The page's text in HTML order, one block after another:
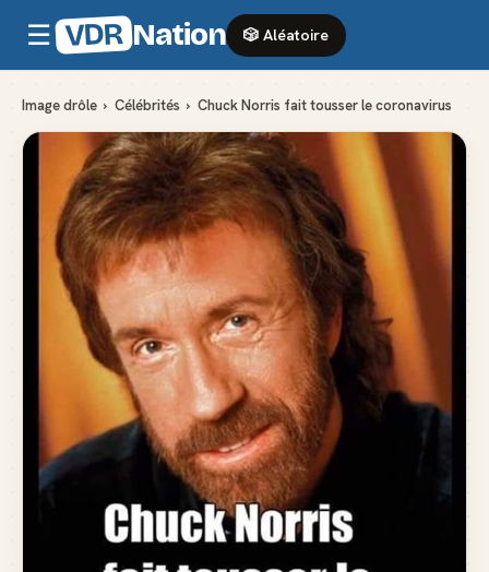
☰ VDR Nation 🎲 Aléatoire
Image drôle › Célébrités › Chuck Norris fait tousser le coronavirus